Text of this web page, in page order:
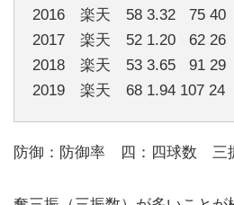
2016 楽天 58 3.32 75 40
2017 楽天 52 1.20 62 26
2018 楽天 53 3.65 91 29
2019 楽天 68 1.94 107 24
防御：防御率 四：四球数 三